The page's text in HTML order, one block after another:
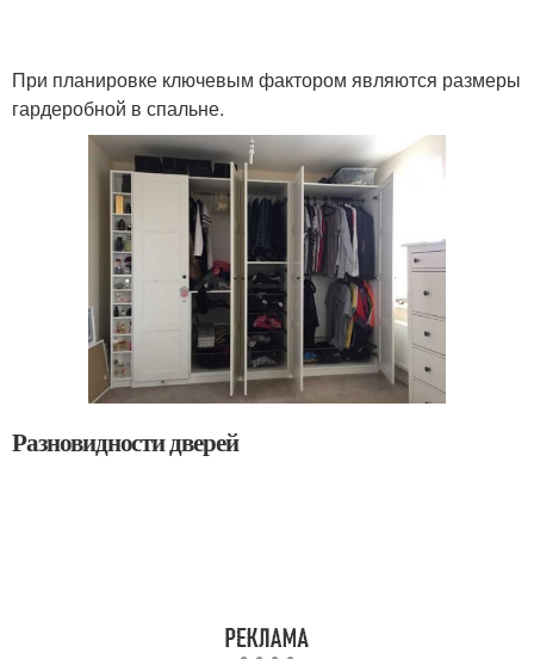
При планировке ключевым фактором являются размеры
гардеробной в спальне.
Разновидности дверей